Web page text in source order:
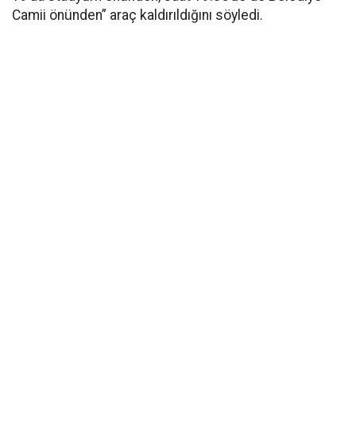
Camii önünden” araç kaldırıldığını söyledi.